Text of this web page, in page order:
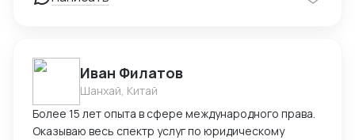
Иван Филатов
Шанхай, Китай
Более 15 лет опыта в сфере международного права.
Оказываю весь спектр услуг по юридическому